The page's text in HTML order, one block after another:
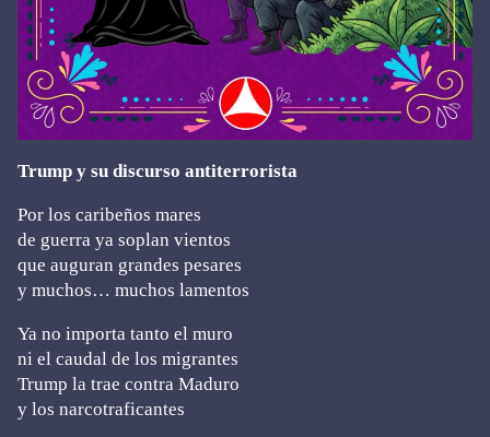
Trump y su discurso antiterrorista
Por los caribeños mares
de guerra ya soplan vientos
que auguran grandes pesares
y muchos… muchos lamentos
Ya no importa tanto el muro
ni el caudal de los migrantes
Trump la trae contra Maduro
y los narcotraficantes